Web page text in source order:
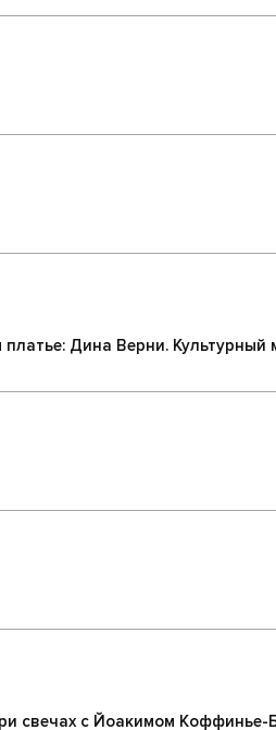
Дина Верни.
свечах с Йоакимом Коффинье-